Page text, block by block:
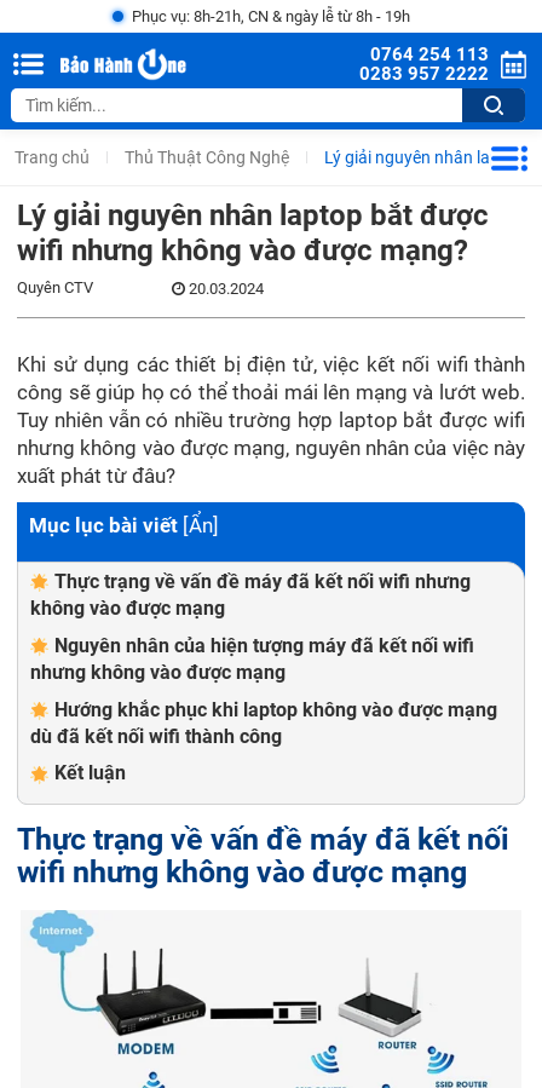
Phục vụ: 8h-21h, CN & ngày lễ từ 8h - 19h
0764 254 113
0283 957 2222
Trang chủ Thủ Thuật Công Nghệ Lý giải nguyên nhân laptop
Lý giải nguyên nhân laptop bắt được
wifi nhưng không vào được mạng?
Quyên CTV 20.03.2024
Khi sử dụng các thiết bị điện tử, việc kết nối wifi thành
công sẽ giúp họ có thể thoải mái lên mạng và lướt web.
Tuy nhiên vẫn có nhiều trường hợp laptop bắt được wifi
nhưng không vào được mạng, nguyên nhân của việc này
xuất phát từ đâu?
Mục lục bài viết [Ẩn]
Thực trạng về vấn đề máy đã kết nối wifi nhưng
không vào được mạng
Nguyên nhân của hiện tượng máy đã kết nối wifi
nhưng không vào được mạng
Hướng khắc phục khi laptop không vào được mạng
dù đã kết nối wifi thành công
Kết luận
Thực trạng về vấn đề máy đã kết nối
wifi nhưng không vào được mạng